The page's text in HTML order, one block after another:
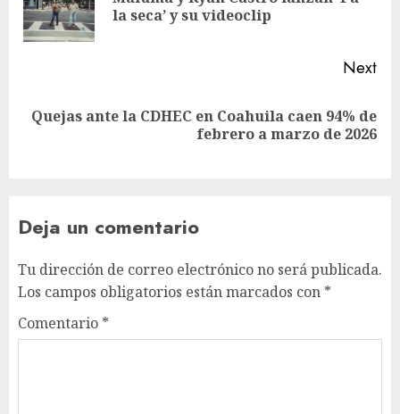
la seca’ y su videoclip
Next
Quejas ante la CDHEC en Coahuila caen 94% de
febrero a marzo de 2026
Deja un comentario
Tu dirección de correo electrónico no será publicada.
Los campos obligatorios están marcados con *
Comentario *